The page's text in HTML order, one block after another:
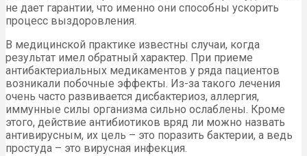
не дает гарантии, что именно они способны ускорить
процесс выздоровления.
В медицинской практике известны случаи, когда
результат имел обратный характер. При приеме
антибактериальных медикаментов у ряда пациентов
возникали побочные эффекты. Из-за такого лечения
очень часто развивается дисбактериоз, аллергия,
иммунные силы организма сильно ослаблены. Кроме
этого, действие антибиотиков вряд ли можно назвать
антивирусным, их цель – это поразить бактерии, а ведь
простуда – это вирусная инфекция.